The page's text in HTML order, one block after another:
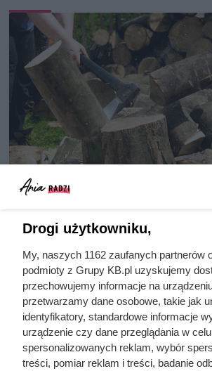
Ten gatunek drewna
najwięcej ciepła, a
go kupują. Prawdziwy
kaloryczności
Drogi użytkowniku,
My, naszych 1162 zaufanych partnerów
podmioty z Grupy KB.pl uzyskujemy
przechowujemy informacje na
przetwarzamy dane osobowe, takie jak
identyfikatory, standardowe informacje
urządzenie czy dane przeglądania w
spersonalizowanych reklam, wybór
treści, pomiar reklam i treści, badanie